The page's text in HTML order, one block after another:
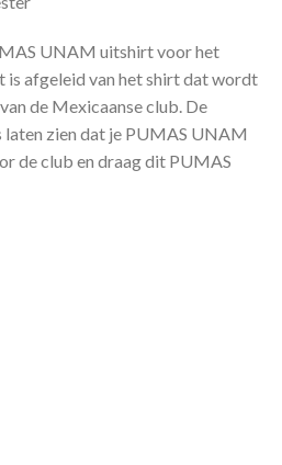
UNAM uitshirt voor het
is afgeleid van het shirt dat wordt
de Mexicaanse club. De
zien dat je PUMAS UNAM
de club en draag dit PUMAS